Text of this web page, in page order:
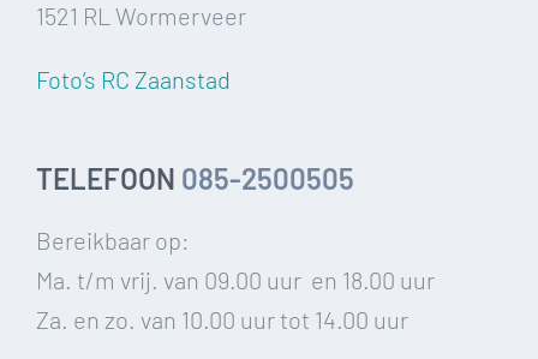
1521 RL Wormerveer
Foto’s RC Zaanstad
TELEFOON 085-2500505
Bereikbaar op:
Ma. t/m vrij. van 09.00 uur en 18.00 uur
Za. en zo. van 10.00 uur tot 14.00 uur